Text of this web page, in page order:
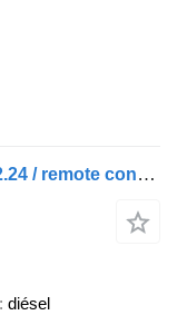
MAN TGS 26.420 6x4 / Fassi F215A.2.24 / remote control / Rotator / 1
diésel